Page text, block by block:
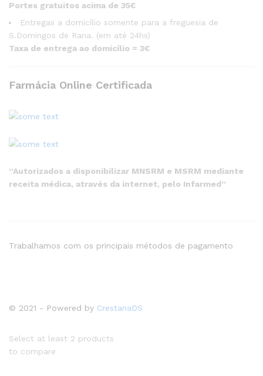
Portes gratuitos acima de 35€
Entregas a domicílio somente para a freguesia de
S.Domingos de Rana. (em até 24hs)
Taxa de entrega ao domicílio = 3€
Farmácia Online Certificada
“Autorizados a disponibilizar MNSRM e MSRM mediante
receita médica, através da internet, pelo Infarmed”
© 2021 - Powered by CrestanaDS
Trabalhamos com os principais métodos de pagamento
Select at least 2 products
to compare